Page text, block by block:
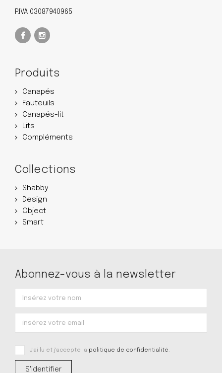
P.IVA 03087940965
Produits
Canapés
Fauteuils
Canapés-lit
Lits
Compléments
Collections
Shabby
Design
Object
Smart
Abonnez-vous à la newsletter
J'ai lu et j'accepte la politique de confidentialité.